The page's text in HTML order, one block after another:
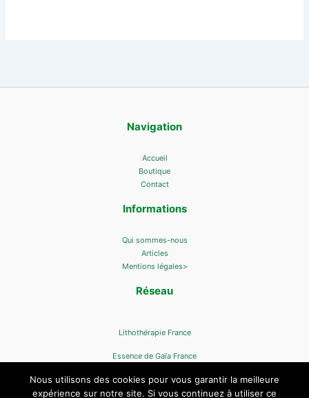
Navigation
Accueil
Boutique
Contact
Informations
Qui sommes-nous
Articles
Mentions légales>
Réseau
Lithothérapie France
Essence de Gaïa France
Nous utilisons des cookies pour vous garantir la meilleure
expérience sur notre site. Si vous continuez à utiliser ce